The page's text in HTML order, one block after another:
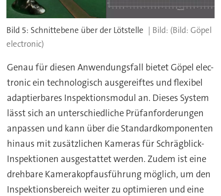
Bild 5: Schnittebene über der Lötstelle
(Bild: Göpel
electronic)
Genau für diesen Anwendungsfall bietet Göpel elec-
tronic ein technologisch ausgereiftes und flexibel
adaptierbares Inspektionsmodul an. Dieses System
lässt sich an unterschiedliche Prüfanforderungen
anpassen und kann über die Standardkomponenten
hinaus mit zusätzlichen Kameras für Schrägblick-
Inspektionen ausgestattet werden. Zudem ist eine
drehbare Kamerakopfausführung möglich, um den
Inspektionsbereich weiter zu optimieren und eine